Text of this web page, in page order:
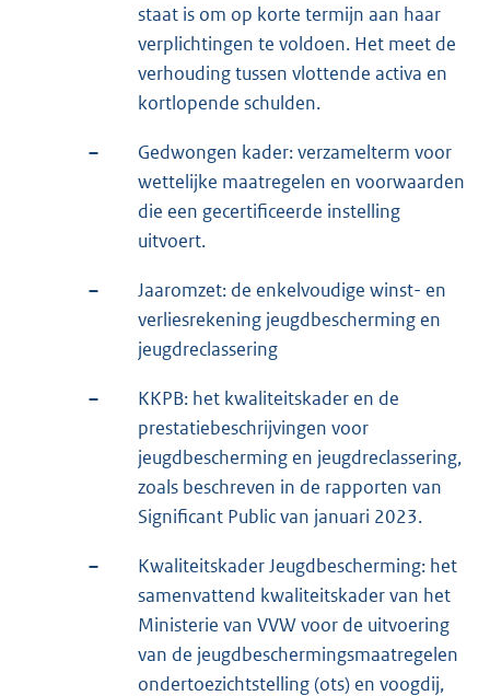
staat is om op korte termijn aan haar
verplichtingen te voldoen. Het meet de
verhouding tussen vlottende activa en
kortlopende schulden.
–
Gedwongen kader: verzamelterm voor
wettelijke maatregelen en voorwaarden
die een gecertificeerde instelling
uitvoert.
–
Jaaromzet: de enkelvoudige winst- en
verliesrekening jeugdbescherming en
jeugdreclassering
–
KKPB: het kwaliteitskader en de
prestatiebeschrijvingen voor
jeugdbescherming en jeugdreclassering,
zoals beschreven in de rapporten van
Significant Public van januari 2023.
–
Kwaliteitskader Jeugdbescherming: het
samenvattend kwaliteitskader van het
Ministerie van VVW voor de uitvoering
van de jeugdbeschermingsmaatregelen
ondertoezichtstelling (ots) en voogdij,